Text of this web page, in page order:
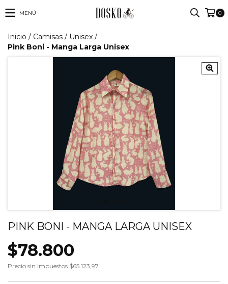
MENÚ 0
Inicio / Camisas / Unisex /
Pink Boni - Manga Larga Unisex
PINK BONI - MANGA LARGA UNISEX
$78.800
Precio sin impuestos $65.123,97